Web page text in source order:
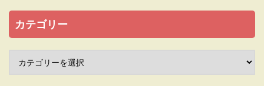
カテゴリー